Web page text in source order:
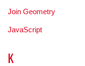
Join Geometry
JavaScript
K